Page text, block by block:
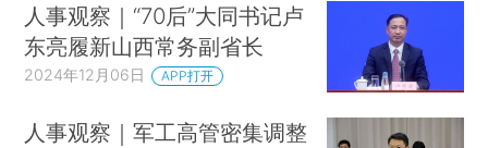
人事观察｜“70后”大同书记卢
东亮履新山西常务副省长
2024年12月06日 APP打开
人事观察｜军工高管密集调整